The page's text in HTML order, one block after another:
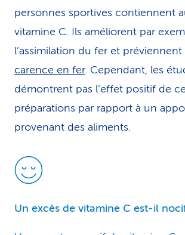
personnes sportives contiennent
vitamine C. Ils améliorent par
l’assimilation du fer et préviennent
carence en fer. Cependant, les
démontrent pas l’effet positif de
préparations par rapport à un
provenant des aliments.
Un excès de vitamine C est-il